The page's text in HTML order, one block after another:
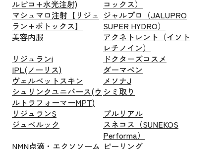
ルピコ+水光注射)
コックス）
マシュマロ注射【リジュ
ラン+ボトックス】
ジャルプロ（JALUPRO
SUPER HYDRO）
美容内服
アクネトレント（イソト
レチノイン）
リジュランi
ドクターズコスメ
IPL(ノーリス)
ダーマペン
ヴェルベットスキン
メソナJ
シュリンクユニバース(ウ
ルトラフォーマーMPT)
シミ取り
リジュランS
プルリアル
ジュベルック
スネコス（SUNEKOS
Performa）
NMN点滴・エクソソーム ピーリング